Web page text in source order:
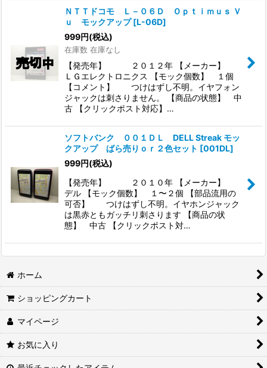
ＮＴＴドコモ Ｌ－０６Ｄ Ｏｐｔｉｍｕｓ Ｖ
ｕ モックアップ [L-06D]
999円(税込)
在庫数 在庫なし
【発売年】 ２０１２年 【メーカー】
ＬＧエレクトロニクス 【モック個数】 １個
【コメント】 つけはずし不明。イヤフォン
ジャックは刺さりません。 【商品の状態】 中
古 【クリックポスト対応】…
ソフトバンク ００１ＤＬ DELL Streak モッ
クアップ ばら売りｏｒ２色セット [001DL]
999円(税込)
【発売年】 ２０１０年 【メーカー】
デル 【モック個数】 １〜２個 【部品流用の
可否】 つけはずし不明。イヤホンジャック
は黒赤ともガッチリ刺さります 【商品の状
態】 中古 【クリックポスト対…
ホーム
ショッピングカート
マイページ
お気に入り